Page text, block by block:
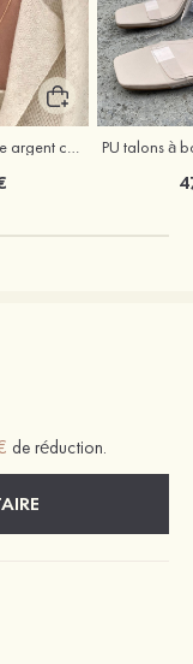
Élégant fantaisie argent colliers avec zircone cubique
de réduction.